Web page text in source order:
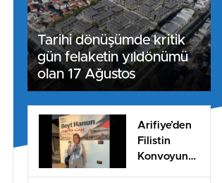
Tarihi dönüşümde kritik
gün felaketin yıldönümü
olan 17 Ağustos
Arifiye’den
Filistin
Konvoyuna